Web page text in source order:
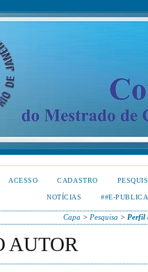
ACESSO CADASTRO
NOTÍCIAS ##E-
Capa > Pesquisa > Perfil
AUTOR